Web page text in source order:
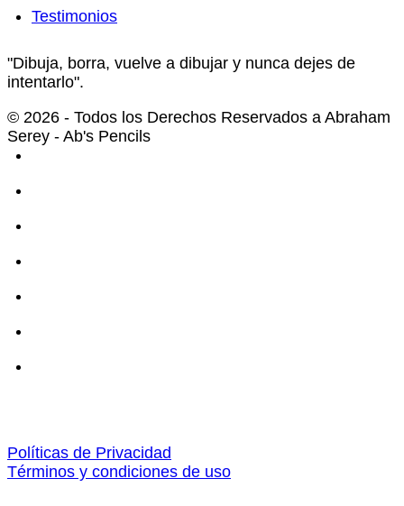
Testimonios
"Dibuja, borra, vuelve a dibujar y nunca dejes de
intentarlo".
© 2026 - Todos los Derechos Reservados a Abraham
Serey - Ab's Pencils
Políticas de Privacidad
Términos y condiciones de uso